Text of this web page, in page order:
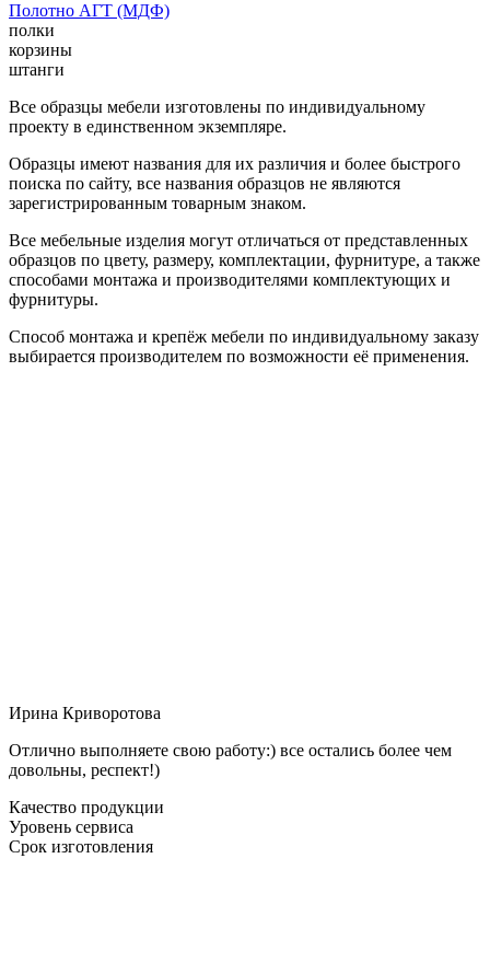
Полотно АГТ (МДФ)
полки
корзины
штанги
Все образцы мебели изготовлены по индивидуальному
проекту в единственном экземпляре.
Образцы имеют названия для их различия и более быстрого
поиска по сайту, все названия образцов не являются
зарегистрированным товарным знаком.
Все мебельные изделия могут отличаться от представленных
образцов по цвету, размеру, комплектации, фурнитуре, а также
способами монтажа и производителями комплектующих и
фурнитуры.
Способ монтажа и крепёж мебели по индивидуальному заказу
выбирается производителем по возможности её применения.
Ирина Криворотова
Отлично выполняете свою работу:) все остались более чем
довольны, респект!)
Качество продукции
Уровень сервиса
Срок изготовления